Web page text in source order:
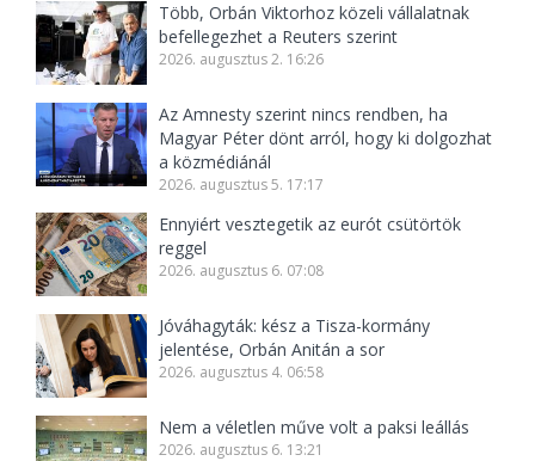
Több, Orbán Viktorhoz közeli vállalatnak
befellegezhet a Reuters szerint
2026. augusztus 2. 16:26
Az Amnesty szerint nincs rendben, ha
Magyar Péter dönt arról, hogy ki dolgozhat
a közmédiánál
2026. augusztus 5. 17:17
Ennyiért vesztegetik az eurót csütörtök
reggel
2026. augusztus 6. 07:08
Jóváhagyták: kész a Tisza-kormány
jelentése, Orbán Anitán a sor
2026. augusztus 4. 06:58
Nem a véletlen műve volt a paksi leállás
2026. augusztus 6. 13:21